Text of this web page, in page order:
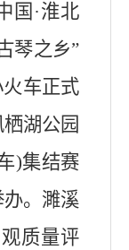
国·淮北
琴之乡”
车正式
湖公园
)集结赛
。濉溪
质量评